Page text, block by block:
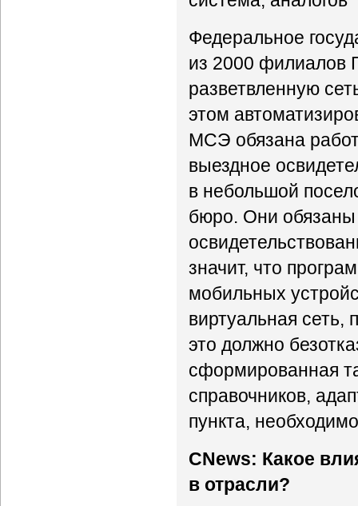
Федеральное
из 2000 филиалов
разветвленную
этом
МСЭ обязана
выездное
в небольшой
бюро. Они обязаны
значит, что
мобильных
виртуальная
это должно
сформированная
справочников,
пункта,
CNews: Какое
в отрасли?